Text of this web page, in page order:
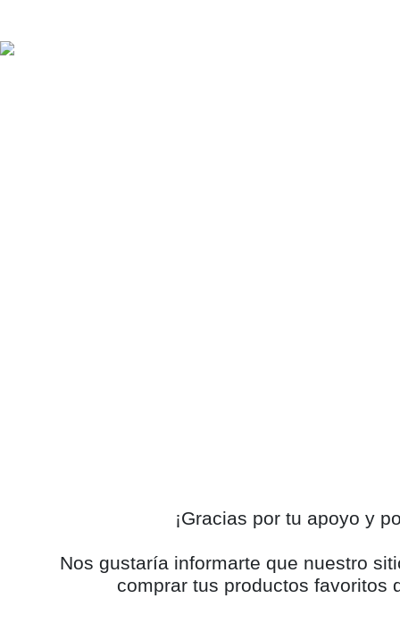
¡Gracias por tu apoyo y
Nos gustaría informarte que nuestro
comprar tus productos favoritos